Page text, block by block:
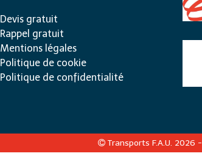
Devis gratuit
Rappel gratuit
Mentions légales
Politique de cookie
Politique de confidentialité
Transports F.A.U. 2026 -